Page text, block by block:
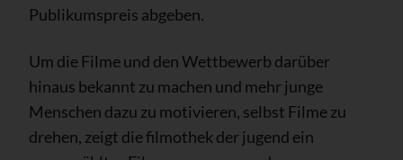
Publikumspreis abgeben.
Um die Filme und den Wettbewerb darüber
hinaus bekannt zu machen und mehr junge
Menschen dazu zu motivieren, selbst Filme zu
drehen, zeigt die filmothek der jugend ein